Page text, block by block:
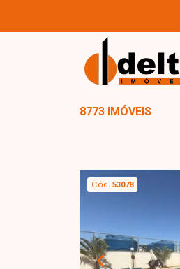
8773 IMÓVEIS
Cód. 53078